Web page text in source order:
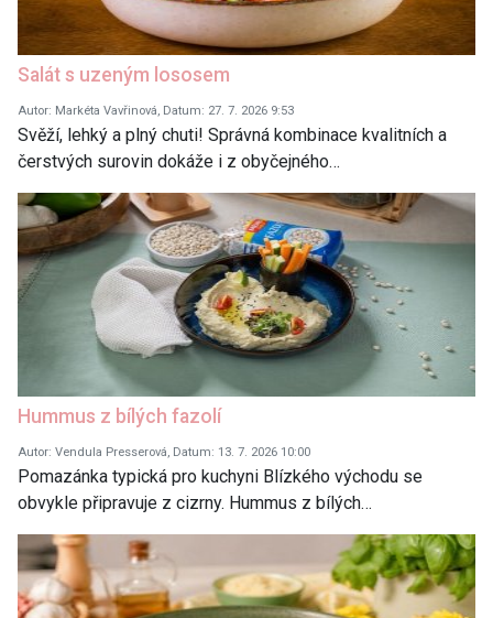
Salát s uzeným lososem
Autor: Markéta Vavřinová, Datum: 27. 7. 2026 9:53
Svěží, lehký a plný chuti! Správná kombinace kvalitních a
čerstvých surovin dokáže i z obyčejného…
Hummus z bílých fazolí
Autor: Vendula Presserová, Datum: 13. 7. 2026 10:00
Pomazánka typická pro kuchyni Blízkého východu se
obvykle připravuje z cizrny. Hummus z bílých…